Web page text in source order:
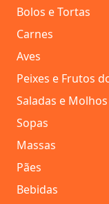
Bolos e Tortas
Carnes
Aves
Peixes e Frutos
Saladas e Molhos
Sopas
Massas
Pães
Bebidas